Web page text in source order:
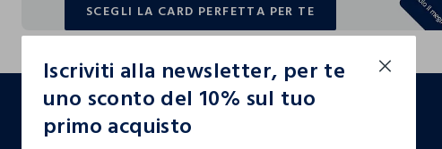
SCEGLI LA CARD PERFETTA PER TE
SCEGLI LA CARD PERFETTA PER TE
Iscriviti alla newsletter, per te
uno sconto del 10% sul tuo
primo acquisto
footer.ariatitle